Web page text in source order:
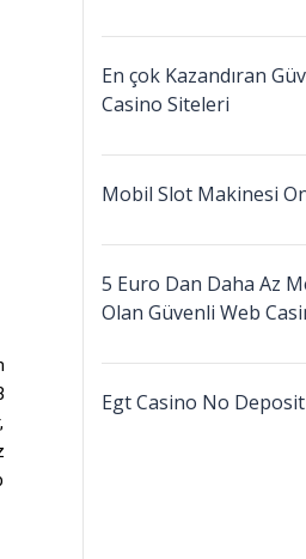
En çok Kazandıran
Casino Siteleri
Mobil Slot Makinesi
5 Euro Dan Daha Az
Olan Güvenli Web
Egt Casino No